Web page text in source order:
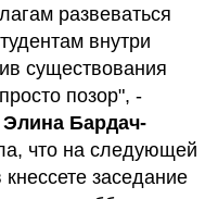
развеваться
внутри
существования
позор", -
Элина Бардач-
что на следующей
заседание